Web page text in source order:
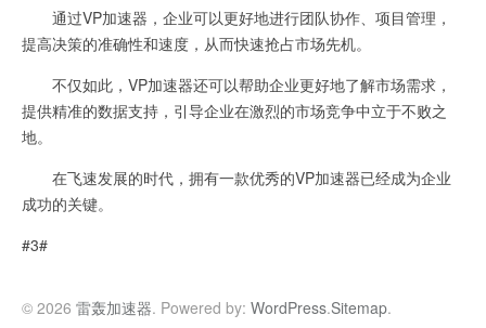
通过VP加速器，企业可以更好地进行团队协作、项目管理，
提高决策的准确性和速度，从而快速抢占市场先机。
不仅如此，VP加速器还可以帮助企业更好地了解市场需求，
提供精准的数据支持，引导企业在激烈的市场竞争中立于不败之
地。
在飞速发展的时代，拥有一款优秀的VP加速器已经成为企业
成功的关键。
#3#
© 2026 雷轰加速器. Powered by: WordPress.Sitemap.